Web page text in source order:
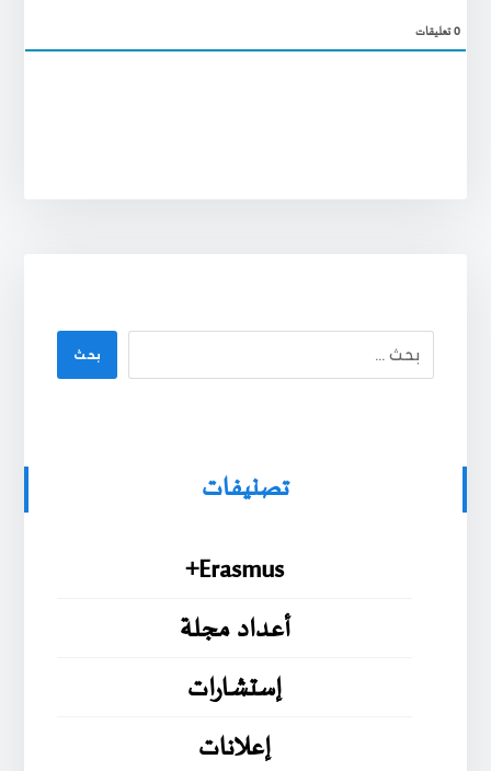
0تعليقات
بحث
تصنيفات
Erasmus+
أعداد مجلة
إستشارات
إعلانات